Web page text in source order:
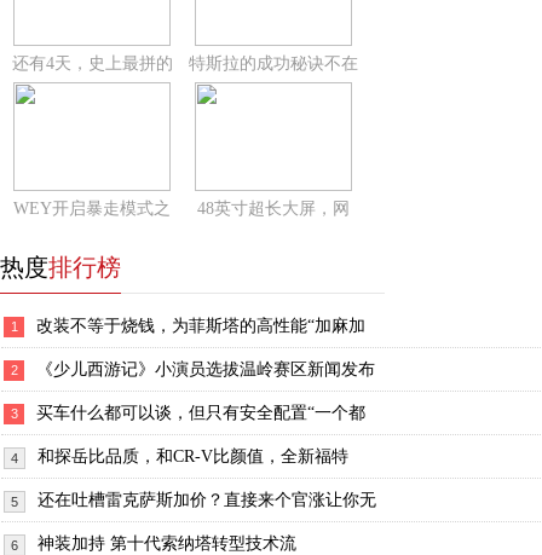
还有4天，史上最拼的 特斯拉的成功秘诀不在
WEY开启暴走模式之 48英寸超长大屏，网
热度排行榜
1 改装不等于烧钱，为菲斯塔的高性能“加麻加
2 《少儿西游记》小演员选拔温岭赛区新闻发布
3 买车什么都可以谈，但只有安全配置“一个都
4 和探岳比品质，和CR-V比颜值，全新福特
5 还在吐槽雷克萨斯加价？直接来个官涨让你无
6 神装加持 第十代索纳塔转型技术流